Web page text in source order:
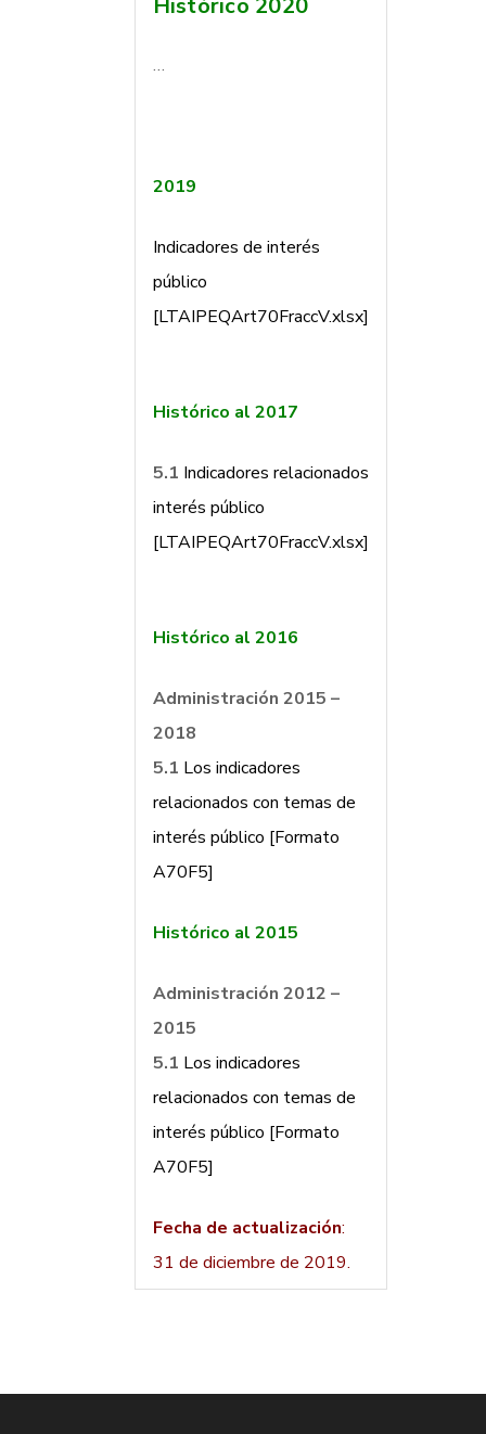
Histórico 2020
…
2019
Indicadores de interés
público
[LTAIPEQArt70FraccV.xlsx]
Histórico al 2017
5.1 Indicadores relacionados
interés público
[LTAIPEQArt70FraccV.xlsx]
Histórico al 2016
Administración 2015 –
2018
5.1 Los indicadores
relacionados con temas de
interés público [Formato
A70F5]
Histórico al 2015
Administración 2012 –
2015
5.1 Los indicadores
relacionados con temas de
interés público [Formato
A70F5]
Fecha de actualización:
31 de diciembre de 2019.